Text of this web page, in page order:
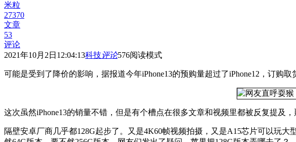
米粒
27370
文章
53
评论
2021年10月2日12:04:13科技评论576阅读模式
可能是受到了降价的影响，据报道今年iPhone13的预购量超过了iPhone12，订购
这次虽然iPhone13的销量不错，但是有个槽点在很多文章和视频里都被反复提及
隔壁安卓厂商几乎都128G起步了。又是4K60帧视频拍摄，又是A15芯片可以玩